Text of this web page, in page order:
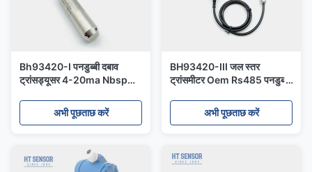
Bh93420-I पनडुब्बी दबाव
ट्रांसड्यूसर 4-20ma Nbsp
अभी पूछताछ करें
BH93420-III जल स्तर
ट्रांसमीटर Oem Rs485 पनडुब्बी
अभी पूछताछ करें